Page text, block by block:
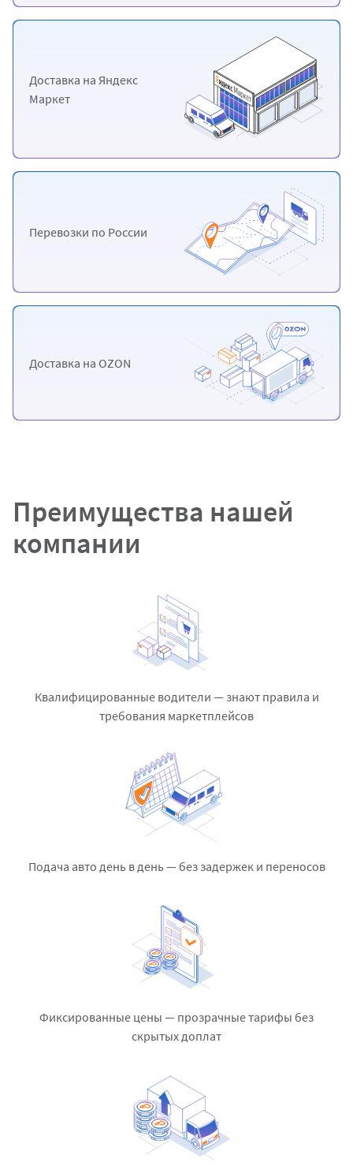
Доставка на Яндекс
Маркет
Перевозки по России
Доставка на OZON
Преимущества нашей
компании
Квалифицированные водители — знают правила и
требования маркетплейсов
Подача авто день в день — без задержек и переносов
Фиксированные цены — прозрачные тарифы без
скрытых доплат